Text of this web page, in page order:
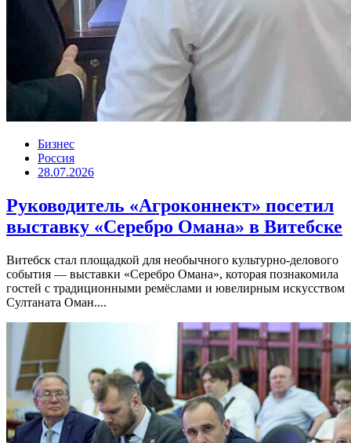
Бизнес
Россия
28.07.2026
Руководитель «Агроконнект» посетил
выставку «Серебро Омана» в Витебске
Витебск стал площадкой для необычного культурно-делового
события — выставки «Серебро Омана», которая познакомила
гостей с традиционными ремёслами и ювелирным искусством
Султаната Оман....